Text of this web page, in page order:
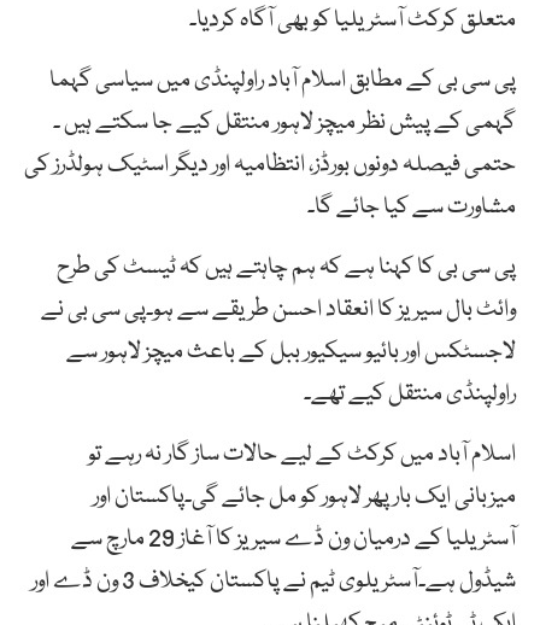
متعلق کرکٹ آسٹریلیا کو بھی آگاہ کردیا۔
پی سی بی کے مطابق اسلام آباد راولپنڈی میں سیاسی گہما
گہمی کے پیش نظر میچز لاہور منتقل کیے جا سکتے ہیں ۔
حتمی فیصلہ دونوں بورڈز، انتظامیہ اور دیگر اسٹیک ہولڈرز کی
مشاورت سے کیا جائے گا۔
پی سی بی کا کہنا ہے کہ ہم چاہتے ہیں کہ ٹیسٹ کی طرح
وائٹ بال سیریز کا انعقاد احسن طریقے سے ہو۔پی سی بی نے
لاجسٹکس اور بائیو سیکیور ببل کے باعث میچز لاہور سے
راولپنڈی منتقل کیے تھے۔
اسلام آباد میں کرکٹ کے لیے حالات ساز گار نہ رہے تو
میزبانی ایک بار پھر لاہور کو مل جائے گی۔پاکستان اور
آسٹریلیا کے درمیان ون ڈے سیریز کا آغاز 29 مارچ سے
شیڈول ہے۔آسٹریلوی ٹیم نے پاکستان کیخلاف 3 ون ڈے اور